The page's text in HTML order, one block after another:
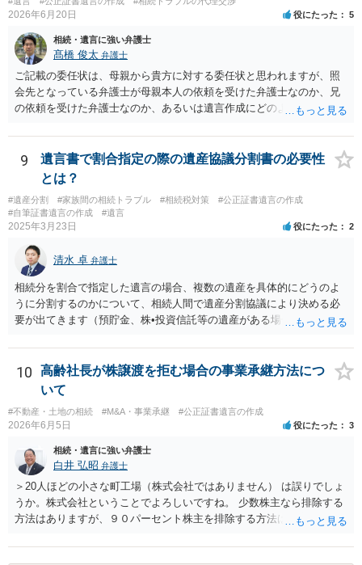
2026年6月20日 役にたった 5
相続・遺言に強い弁護士
髙橋 俊太 弁護士
ご記載の委任状は、母親から貴方に対する委任状と思われますが、照
会先となっている弁護士が母親本人の依頼を受けた弁護士なのか、兄
の依頼を受けた弁護士なのか、あるいは遺言作成にどのような立場で
と思われます。 仮に、その弁護士が母親本人から依頼を受けているの
であれば、母親本人に対する報告義務が問題となります。母親が貴方
に一任する旨を明確に伝えており、委任状の内容にも、弁護士との連
絡、進捗確認、公正証書遺言の作成有無や控えの確認等が含まれてい
るのであれば、貴方から進捗状況等の説明を求める余地はあります。
他方で、その弁護士が兄の依頼を受けた弁護士である場合には、兄の
況を報告する義務があるとは限りません。また、親族間で利害対立が
ある可能性がある場合、守秘義務や本人意思確認の観点から、委任状
があるとしても直ちに内容を開示しないこともあり得ます。 公正証書
遺言が作成済みである場合でも、生前にその存在や内容を誰に開示す
るかは、基本的には遺言者本人の意思による問題です。まずは、母親
無・内容について説明してよい」旨を明確に伝えてもらい、委任状の
写しを添付して、期限を区切って書面で回答を求めることが考えられ
ます。それでも回答がない場合には、母親本人の意思能力や真意、兄
による不当な関与の有無も含めて、別の弁護士に資料（遺言書案、委
任状、母親の発言内容、弁護士との連絡履歴、兄とのやり取り等）を
示して相談した方がよいように思います。
9
遺言書で割合指定の際の遺産協議分割書の必要性
とは？
#遺産分割 #家族間の相続トラブル #相続税対策
#公正証書遺言の作成
#自筆証書遺言の作成
#遺言
2025年3月23日 役にたった 2
清水 卓 弁護士
相続分を割合で指定した遺言の場合、複数の遺産を具体的にどうのよ
うに分割するのかについて、相続人間で遺産分割協議により決める必
要が出てきます（預貯金、株•投資信託等の遺産がある場合に、どの遺
投資信託は他の相続人にというような分け方をするのか等について
は、相続人間で遺産分割協議により決める必要があります）。
10
高齢社長が株譲渡を拒む場合の事業承継方法につ
いて
#不動産・土地の相続 #M&A・事業承継 #公正証書遺言の作成
2026年6月5日 役にたった 3
相続・遺言に強い弁護士
白井 弘昭 弁護士
＞20人ほどの小さな町工場（株式会社ではありません） は誤りでしょ
うか。株式会社ということでよろしいですね。 少数株主なら排除する
方法はありますが、９０パーセント株主を排除する方法は現実的にあ
るか、家族を説得して承継させるかしかないでしょう。 また、出資者